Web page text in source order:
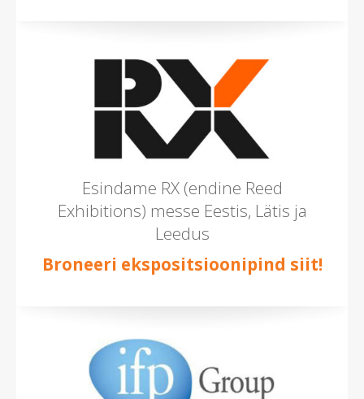
Esindame RX (endine Reed
Exhibitions) messe Eestis, Lätis ja
Leedus
Broneeri ekspositsioonipind siit!